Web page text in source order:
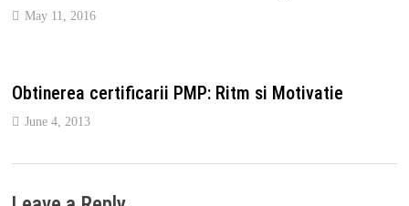
May 11, 2016
Obtinerea certificarii PMP: Ritm si Motivatie
June 4, 2013